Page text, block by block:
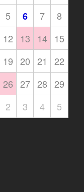
5 6 7
8
12 13 14
15
19 20 21
22
26 27 28 29
2 3 4 5